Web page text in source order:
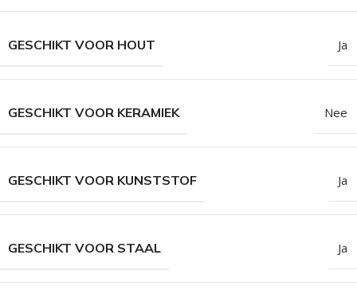
GESCHIKT VOOR HOUT Ja
GESCHIKT VOOR KERAMIEK Nee
GESCHIKT VOOR KUNSTSTOF Ja
GESCHIKT VOOR STAAL Ja